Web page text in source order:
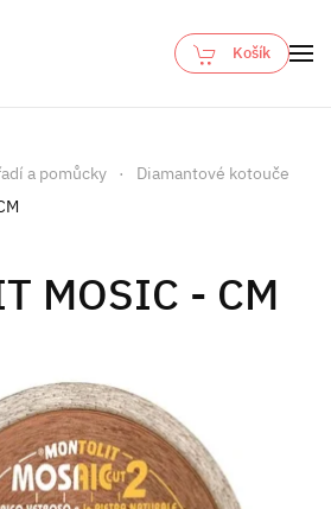
Košík
a pomůcky
Diamantové kotouče
MOSIC - CM